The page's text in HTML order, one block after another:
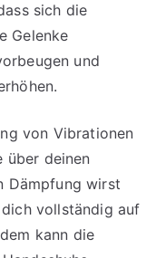
sich die
Gelenke
und
von Vibrationen
über deinen
Dämpfung wirst
vollständig auf
kann die